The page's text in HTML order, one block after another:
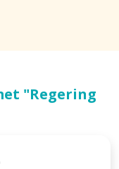
"Regering